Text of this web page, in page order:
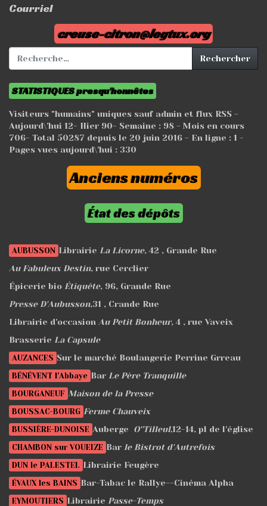
Courriel
creuse-citron@legtux.org
Rechercher :
Rechercher
STATISTIQUES presqu'honnêtes
Visiteurs "humains" uniques sauf admin et flux RSS -
Aujourd\'hui 12- Hier 90- Semaine : 98 - Mois en cours
706- Total 50287 depuis le 20 juin 2016 - En ligne : 1 -
Pages vues aujourd\'hui : 330
Anciens numéros
État des dépôts
AUBUSSON Librairie La Licorne, 42 , Grande Rue
Au Fabuleux Destin, rue Cerclier
Épicerie bio Étiquête, 96, Grande Rue
Presse D'Aubusson,31 , Crande Rue
Librairie d'occasion Au Petit Bonheur, 4 , rue Vaveix
Brasserie La Capsule
AUZANCES Sur le marché Boulangerie Perrine Grreau
BÉNÉVENT l'Abbaye Bar Le Père Tranquille
BOURGANEUF Maison de la Presse
BOUSSAC-BOURG Ferme Chauveix
BUSSIÈRE-DUNOISE Auberge O''Tilleul,12-14, pl de l'église
CHAMBON sur VOUEIZE Bar le Bistrot d'Autrefois
DUN le PALESTEL Librairie Feugère
ÉVAUX les BAINS Bar-Tabac le Rallye--Cinéma Alpha
EYMOUTIERS Librairie Passe-Temps